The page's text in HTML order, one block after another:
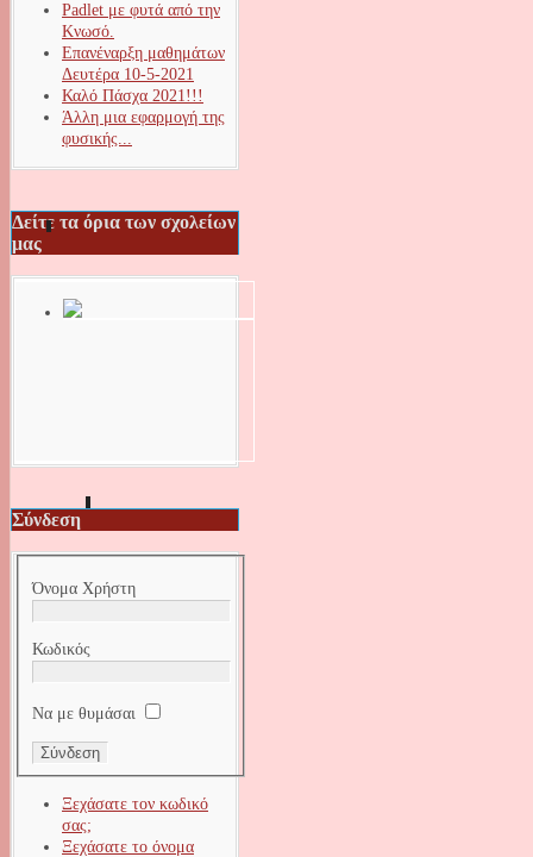
Padlet με φυτά από την
Κνωσό.
Επανέναρξη μαθημάτων
Δευτέρα 10-5-2021
Καλό Πάσχα 2021!!!
Άλλη μια εφαρμογή της
φυσικής...
Δείτε τα όρια των σχολείων
μας
Σύνδεση
Όνομα Χρήστη
Κωδικός
Να με θυμάσαι
Ξεχάσατε τον κωδικό
σας;
Ξεχάσατε το όνομα